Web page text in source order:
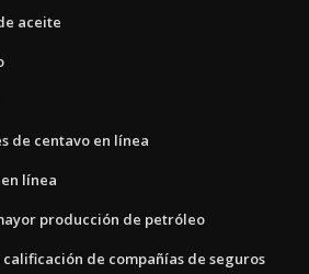
aceite
de centavo en línea
línea
producción de petróleo
de compañías de seguros